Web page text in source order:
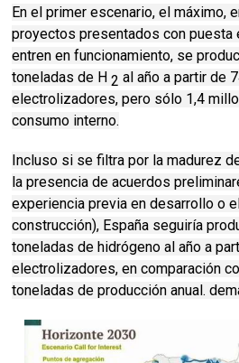
En el primer escenario, el máximo,
proyectos presentados con puesta
entren en funcionamiento, se
toneladas de H2 al año a partir de
electrolizadores, pero sólo 1,4
consumo interno.
Incluso si se filtra por la madurez
la presencia de acuerdos
experiencia previa en desarrollo o
construcción), España seguiría
toneladas de hidrógeno al año a
electrolizadores, en comparación
toneladas de producción anual.